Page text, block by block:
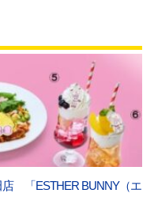
店 「ESTHER BUNNY（エ